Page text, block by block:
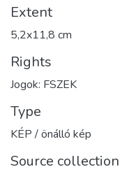
Extent
5,2x11,8 cm
Rights
Jogok: FSZEK
Type
KÉP / önálló kép
Source collection